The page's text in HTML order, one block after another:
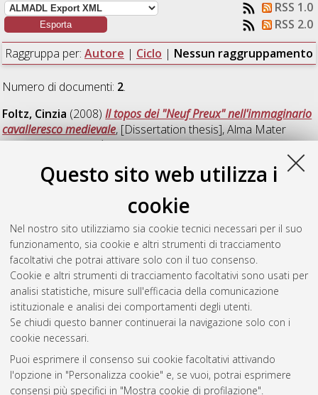
Questo sito web utilizza i
cookie
Nel nostro sito utilizziamo sia cookie tecnici necessari per il suo
funzionamento, sia cookie e altri strumenti di tracciamento
facoltativi che potrai attivare solo con il tuo consenso.
Cookie e altri strumenti di tracciamento facoltativi sono usati per
analisi statistiche, misure sull'efficacia della comunicazione
istituzionale e analisi dei comportamenti degli utenti.
Se chiudi questo banner continuerai la navigazione solo con i
cookie necessari.
Puoi esprimere il consenso sui cookie facoltativi attivando
l'opzione in "Personalizza cookie" e, se vuoi, potrai esprimere
consensi più specifici in "Mostra cookie di profilazione".
RSS 1.0
RSS 2.0
Raggruppa per: Autore | Ciclo | Nessun raggruppamento
Numero di documenti: 2.
Foltz, Cinzia (2008)Il topos dei "Neuf Preux" nell'immaginario
cavalleresco medievale, [Dissertation thesis], Alma Mater
Studiorum Università di Bologna. Dottorato di ricerca in
Gramellini, Flavia(2008) Le Antichità di Bologna di
Bartolomeo della Pugliola, [Dissertation thesis], Alma Mater
Studiorum Università di Bologna. Dottorato di ricerca in
Filologia romanza e cultura medioevale, 20 Ciclo. DOI
10.6092/unibo/amsdottorato/830.
Questa lista e' stata generata il Wed Aug 5 20:39:12 2026
Atom
Rss 1.0
Rss 2.0